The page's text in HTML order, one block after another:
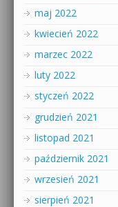
maj 2022
kwiecień 2022
marzec 2022
luty 2022
styczeń 2022
grudzień 2021
listopad 2021
październik 2021
wrzesień 2021
sierpień 2021